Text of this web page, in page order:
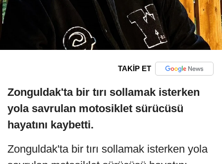
TAKİP ET
Zonguldak'ta bir tırı sollamak isterken
yola savrulan motosiklet sürücüsü
hayatını kaybetti.
Zonguldak'ta bir tırı sollamak isterken yola